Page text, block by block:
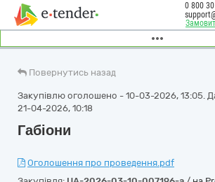
0 800
Повернутись назад
Закупівлю оголошено - 10-03-2026, 13:05.
21-04-2026, 10:18
Габіони
Оголошення про проведення.pdf